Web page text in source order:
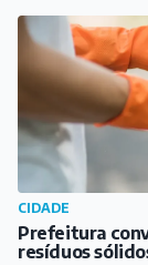
CIDADE
Prefeitura
resíduos